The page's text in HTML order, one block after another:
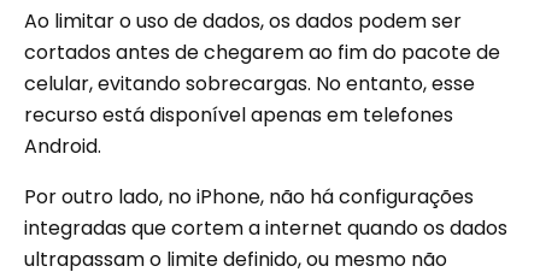
Ao limitar o uso de dados, os dados podem ser
cortados antes de chegarem ao fim do pacote de
celular, evitando sobrecargas. No entanto, esse
recurso está disponível apenas em telefones
Android.
Por outro lado, no iPhone, não há configurações
integradas que cortem a internet quando os dados
ultrapassam o limite definido, ou mesmo não